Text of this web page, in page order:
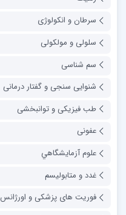
سرطان و انکولوژی
سلولی و مولکولی
سم شناسی
شنوایی سنجی و گفتار درمانی
طب فیزیکی و توانبخشی
عفونی
علوم آزمايشگاهي
غدد و متابولیسم
فوریت های پزشکی و اورژانس